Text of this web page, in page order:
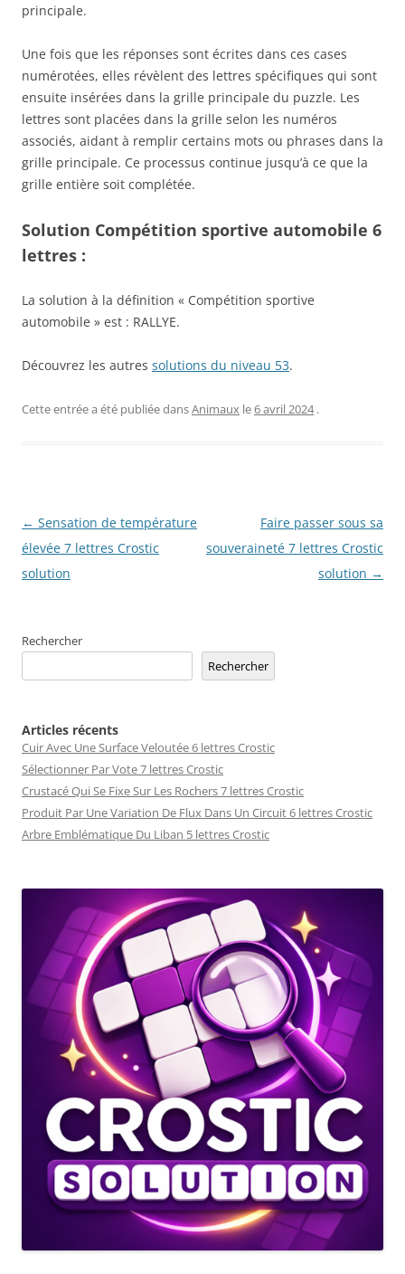
principale.
Une fois que les réponses sont écrites dans ces cases
numérotées, elles révèlent des lettres spécifiques qui sont
ensuite insérées dans la grille principale du puzzle. Les
lettres sont placées dans la grille selon les numéros
associés, aidant à remplir certains mots ou phrases dans la
grille principale. Ce processus continue jusqu’à ce que la
grille entière soit complétée.
Solution Compétition sportive automobile 6
lettres :
La solution à la définition « Compétition sportive
automobile » est : RALLYE.
Découvrez les autres solutions du niveau 53.
Cette entrée a été publiée dansAnimaux le6 avril 2024 .
Navigation
des
articles
← Sensation de température
élevée 7 lettres Crostic
solution
Faire passer sous sa
souveraineté 7 lettres Crostic
solution →
Rechercher
Rechercher
Articles récents
Cuir Avec Une Surface Veloutée 6 lettres Crostic
Sélectionner Par Vote 7 lettres Crostic
Crustacé Qui Se Fixe Sur Les Rochers 7 lettres Crostic
Produit Par Une Variation De Flux Dans Un Circuit 6 lettres Crostic
Arbre Emblématique Du Liban 5 lettres Crostic